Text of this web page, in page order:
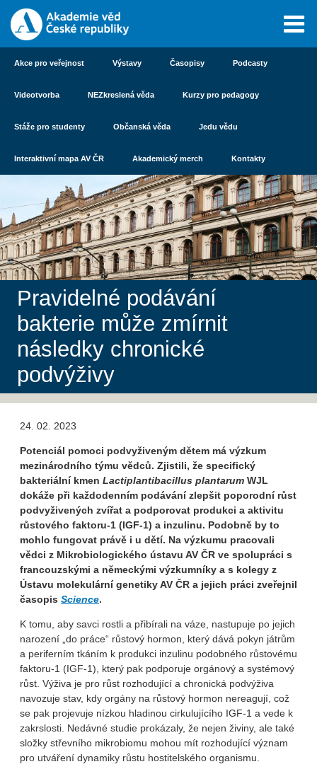
Akce pro veřejnost Výstavy Časopisy Podcasty
Videotvorba NEZkreslená věda Kurzy pro pedagogy
Stáže pro studenty Občanská věda Jedu vědu
Interaktivní mapa AV ČR Akademický merch Kontakty
Pravidelné podávání
bakterie může zmírnit
následky chronické
podvýživy
24. 02. 2023
Potenciál pomoci podvyživeným dětem má výzkum
mezinárodního týmu vědců. Zjistili, že specifický
bakteriální kmen Lactiplantibacillus plantarum WJL
dokáže při každodenním podávání zlepšit poporodní růst
podvyživených zvířat a podporovat produkci a aktivitu
růstového faktoru-1 (IGF-1) a inzulinu. Podobně by to
mohlo fungovat právě i u dětí. Na výzkumu pracovali
vědci z Mikrobiologického ústavu AV ČR ve spolupráci s
francouzskými a německými výzkumníky a s kolegy z
Ústavu molekulární genetiky AV ČR a jejich práci zveřejnil
časopis Science.
K tomu, aby savci rostli a přibírali na váze, nastupuje po jejich
narození „do práce“ růstový hormon, který dává pokyn játrům
a periferním tkáním k produkci inzulinu podobného růstovému
faktoru-1 (IGF-1), který pak podporuje orgánový a systémový
růst. Výživa je pro růst rozhodující a chronická podvýživa
navozuje stav, kdy orgány na růstový hormon nereagují, což
se pak projevuje nízkou hladinou cirkulujícího IGF-1 a vede k
zakrslosti. Nedávné studie prokázaly, že nejen živiny, ale také
složky střevního mikrobiomu mohou mít rozhodující význam
pro utváření dynamiky růstu hostitelského organismu.